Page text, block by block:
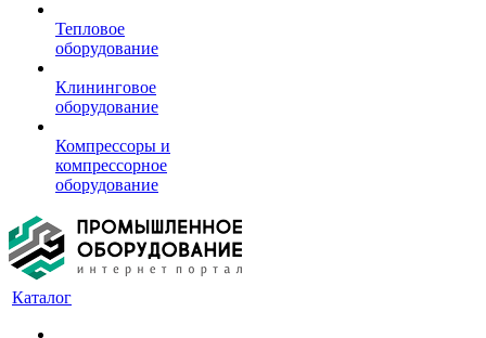
Тепловое
оборудование
Клининговое
оборудование
Компрессоры и
компрессорное
оборудование
Каталог